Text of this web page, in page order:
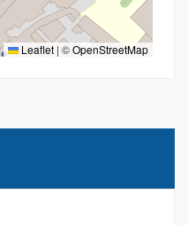
Leaflet | ©OpenStreetMap